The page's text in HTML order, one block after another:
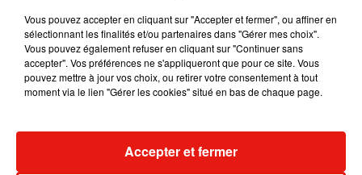
Angèle et Amélie Lens dévoilent leur
Vous pouvez accepter en cliquant sur "Accepter et fermer", ou affiner en
sélectionnant les finalités et/ou partenaires dans "Gérer mes choix".
Vous pouvez également refuser en cliquant sur "Continuer sans
accepter". Vos préférences ne s'appliqueront que pour ce site. Vous
pouvez mettre à jour vos choix, ou retirer votre consentement à tout
moment via le lien "Gérer les cookies" situé en bas de chaque page.
Accepter et fermer